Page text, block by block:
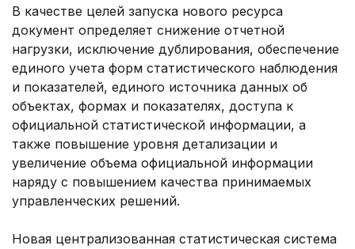
В качестве целей запуска нового ресурса
документ определяет снижение отчетной
нагрузки, исключение дублирования, обеспечение
единого учета форм статистического наблюдения
и показателей, единого источника данных об
объектах, формах и показателях, доступа к
официальной статистической информации, а
также повышение уровня детализации и
увеличение объема официальной информации
наряду с повышением качества принимаемых
управленческих решений.
Новая централизованная статистическая система